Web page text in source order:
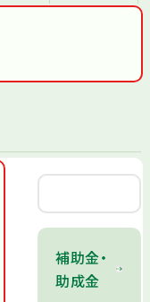
補助金・
助成金